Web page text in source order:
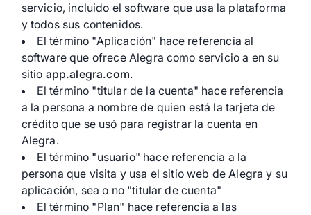
servicio, incluido el software que usa la plataforma
y todos sus contenidos.
El término "Aplicación" hace referencia al
software que ofrece Alegra como servicio a en su
sitio app.alegra.com.
El término "titular de la cuenta" hace referencia
a la persona a nombre de quien está la tarjeta de
crédito que se usó para registrar la cuenta en
Alegra.
El término "usuario" hace referencia a la
persona que visita y usa el sitio web de Alegra y su
aplicación, sea o no "titular de cuenta"
El término "Plan" hace referencia a las